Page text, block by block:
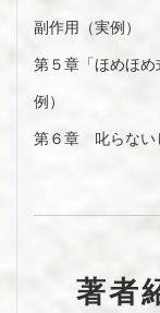
副作用（実例）
第５章「ほめほ
例）
第６章 叱らない
著者